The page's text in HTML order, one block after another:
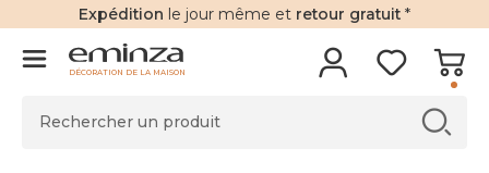
Expédition le jour même et retour gratuit *
DÉCORATION DE LA MAISON